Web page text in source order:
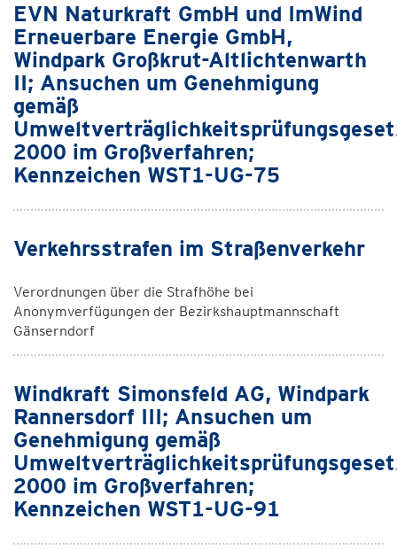
EVN Naturkraft GmbH und ImWind
Erneuerbare Energie GmbH,
Windpark Großkrut-Altlichtenwarth
II; Ansuchen um Genehmigung
gemäß
2000 im Großverfahren;
Kennzeichen WST1-UG-75
Verkehrsstrafen im Straßenverkehr
Verordnungen über die Strafhöhe bei
Anonymverfügungen der Bezirkshauptmannschaft
Gänserndorf
Windkraft Simonsfeld AG, Windpark
Rannersdorf III; Ansuchen um
Genehmigung gemäß
2000 im Großverfahren;
Kennzeichen WST1-UG-91